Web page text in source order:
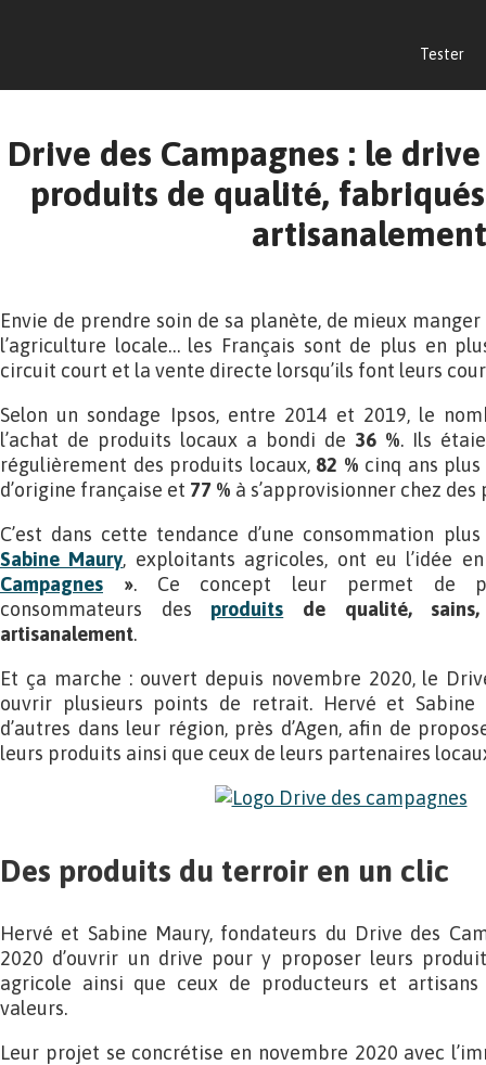
Tester
Drive des Campagnes : le
produits de qualité,
artisanalement
Envie de prendre soin de sa planète, de mieux
l’agriculture locale… les Français sont de plus en
circuit court et la vente directe lorsqu’ils font leurs
Selon un sondage Ipsos, entre 2014 et 2019, le
l’achat de produits locaux a bondi de 36 %. Ils
régulièrement des produits locaux, 82 % cinq ans
d’origine française et 77 % à s’approvisionner chez
C’est dans cette tendance d’une consommation
Sabine Maury, exploitants agricoles, ont eu l’idée
Campagnes ». Ce concept leur permet de
consommateurs desproduits de qualité,
artisanalement.
Et ça marche : ouvert depuis novembre 2020, le
ouvrir plusieurs points de retrait. Hervé et
d’autres dans leur région, près d’Agen, afin de
leurs produits ainsi que ceux de leurs partenaires
Des produits du terroir en un clic
Hervé et Sabine Maury, fondateurs du Drive des
2020 d’ouvrir un drive pour y proposer leurs
agricole ainsi que ceux de producteurs et
valeurs.
Leur projet se concrétise en novembre 2020 avec